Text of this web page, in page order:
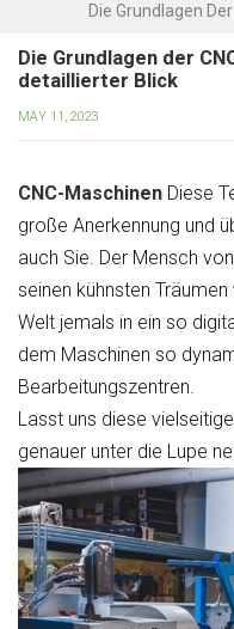
Die Grundlagen der
detaillierter Blick
MAY 11, 2023
CNC-Maschinen Diese
große Anerkennung und
auch Sie. Der Mensch
seinen kühnsten
Welt jemals in ein so
dem Maschinen so
Bearbeitungszentren.
Lasst uns diese
genauer unter die Lupe